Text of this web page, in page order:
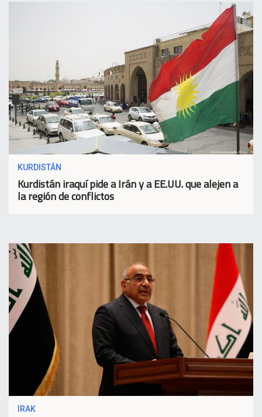
KURDISTÁN
Kurdistán iraquí pide a Irán y a EE.UU. que alejen a
la región de conflictos
IRAK